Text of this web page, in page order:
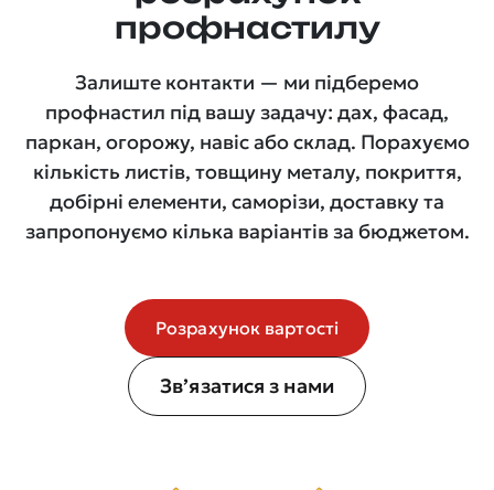
профнастилу
Залиште контакти — ми підберемо
профнастил під вашу задачу: дах, фасад,
паркан, огорожу, навіс або склад. Порахуємо
кількість листів, товщину металу, покриття,
добірні елементи, саморізи, доставку та
запропонуємо кілька варіантів за бюджетом.
Розрахунок вартості
Зв’язатися з нами